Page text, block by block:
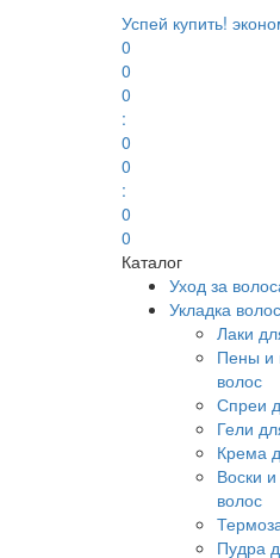
Успей купить!
0
0
0
:
0
0
:
0
0
Каталог
Уход за
Укладка волос
Лаки
Пены и
волос
Спреи
Гели
Крема
Воски
волос
Пудра